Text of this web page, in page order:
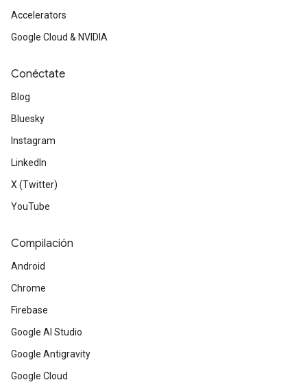
Accelerators
Google Cloud & NVIDIA
Conéctate
Blog
Bluesky
Instagram
LinkedIn
X (Twitter)
YouTube
Compilación
Android
Chrome
Firebase
Google AI Studio
Google Antigravity
Google Cloud